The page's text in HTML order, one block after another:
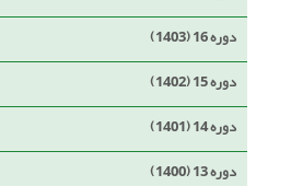
دوره 16 (1403)
دوره 15 (1402)
دوره 14 (1401)
دوره 13 (1400)